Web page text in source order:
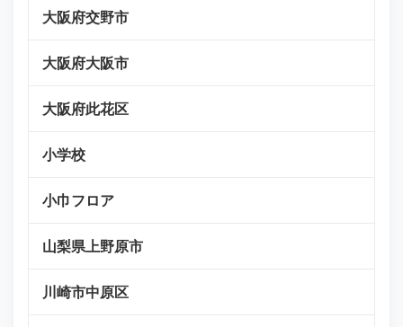
大阪府交野市
大阪府大阪市
大阪府此花区
小学校
小巾フロア
山梨県上野原市
川崎市中原区